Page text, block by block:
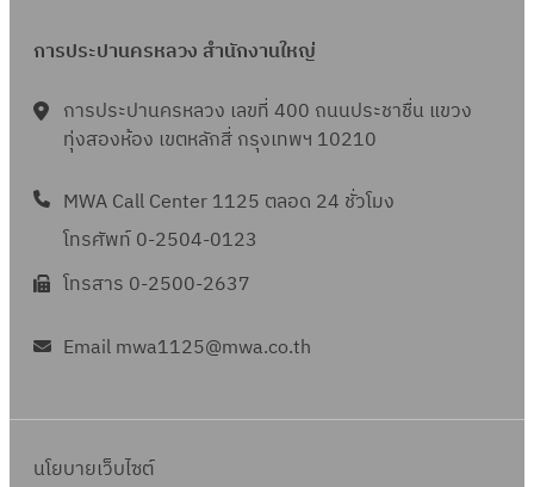
การประปานครหลวง สำนักงานใหญ่
การประปานครหลวง เลขที่ 400 ถนนประชาชื่น แขวง
ทุ่งสองห้อง เขตหลักสี่ กรุงเทพฯ 10210
MWA Call Center 1125 ตลอด 24 ชั่วโมง
โทรศัพท์ 0-2504-0123
โทรสาร 0-2500-2637
Email mwa1125@mwa.co.th
นโยบายเว็บไซต์